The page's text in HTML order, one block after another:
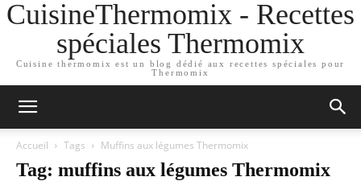
CuisineThermomix - Recettes
spéciales Thermomix
Cuisine thermomix est un blog dédié aux recettes spéciales pour
Thermomix
Accueil Tags Muffins aux légumes Thermomix
Tag: muffins aux légumes Thermomix